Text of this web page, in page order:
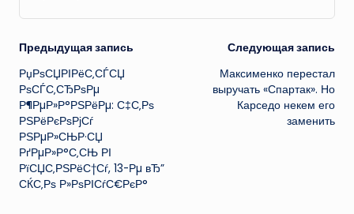
Навигация
записи
Предыдущая запись
РџРѕСЏРІРёС‚СЃСЏ
РѕСЃС‚СЂРѕРµ
Р¶РµР»Р°РЅРёРµ: С‡С‚Рѕ
РЅРёРєРѕРјСѓ
РЅРµР»СЊР·СЏ
РґРµР»Р°С‚СЊ РІ
РїСЏС‚РЅРёС†Сѓ, 13-Рµ вЂ”
СЌС‚Рѕ Р»РѕРІСѓС€РєР°
Следующая запись
Максименко перестал
выручать «Спартак». Но
Карседо некем его
заменить